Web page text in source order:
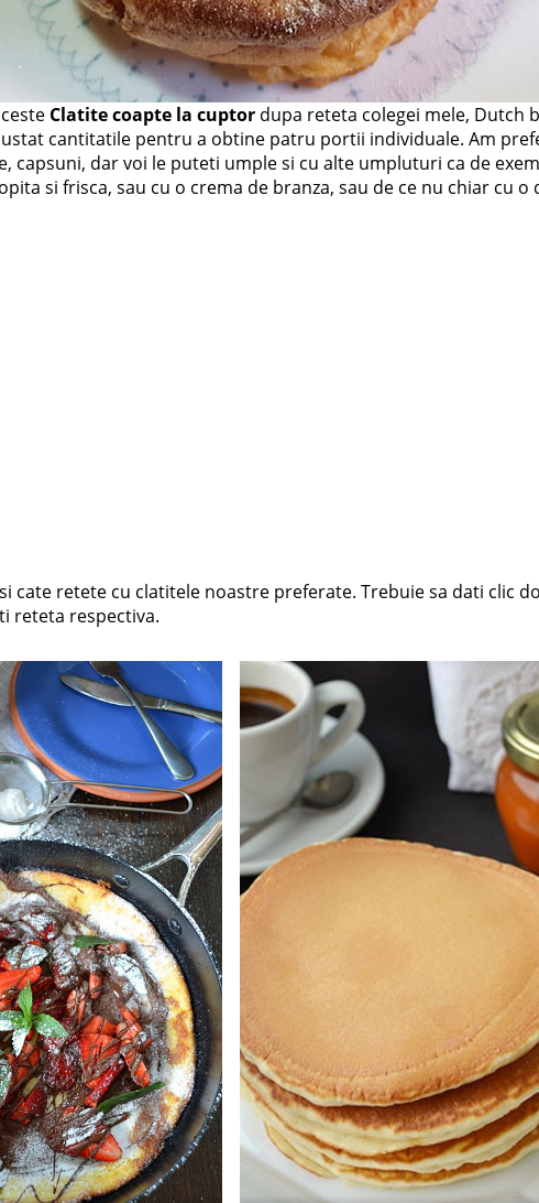
Clatite coapte la cuptor dupa reteta colegei mele, Dutch
cantitatile pentru a obtine patru portii individuale. Am
capsuni, dar voi le puteti umple si cu alte umpluturi ca de
si frisca, sau cu o crema de branza, sau de ce nu chiar cu o
cate retete cu clatitele noastre preferate. Trebuie sa dati clic
reteta respectiva.